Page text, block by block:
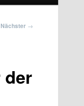
Nächster →
der